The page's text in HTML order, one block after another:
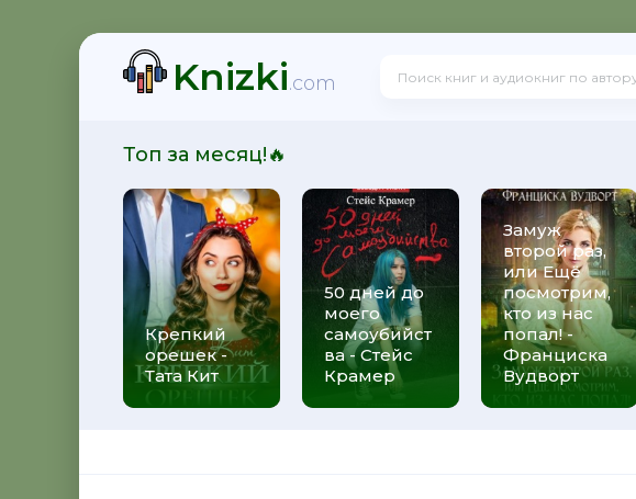
Knizki.com
Топ за месяц!🔥
Крепкий
орешек -
Тата Кит
50 дней до
моего
самоубийст
ва - Стейс
Крамер
Замуж
второй раз,
или Ещё
посмотрим,
кто из нас
попал! -
Франциска
Вудворт